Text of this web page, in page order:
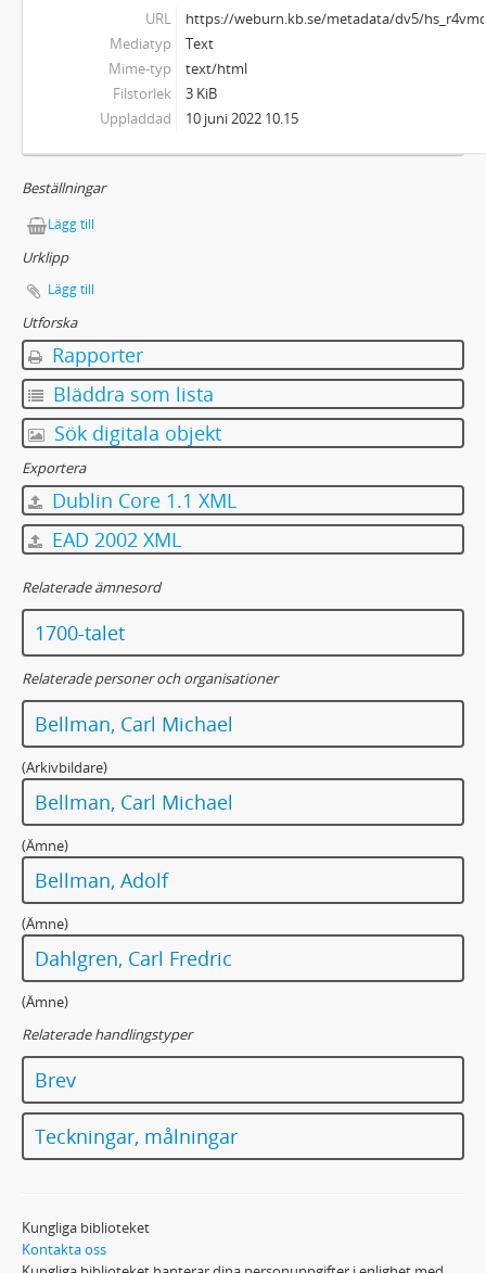
URL
https://weburn.kb.se/metadata/dv5/
Mediatyp
Text
Mime-typ
text/html
Filstorlek
3 KiB
Uppladdad
10 juni 2022 10.15
Beställningar
Lägg till
Urklipp
Lägg till
Utforska
Rapporter
Bläddra som lista
Sök digitala objekt
Exportera
Dublin Core 1.1 XML
EAD 2002 XML
Relaterade ämnesord
1700-talet
Relaterade personer och organisationer
Bellman, Carl Michael
(Arkivbildare)
Bellman, Carl Michael
(Ämne)
Bellman, Adolf
(Ämne)
Dahlgren, Carl Fredric
(Ämne)
Relaterade handlingstyper
Brev
Teckningar, målningar
Kungliga biblioteket
Kontakta oss